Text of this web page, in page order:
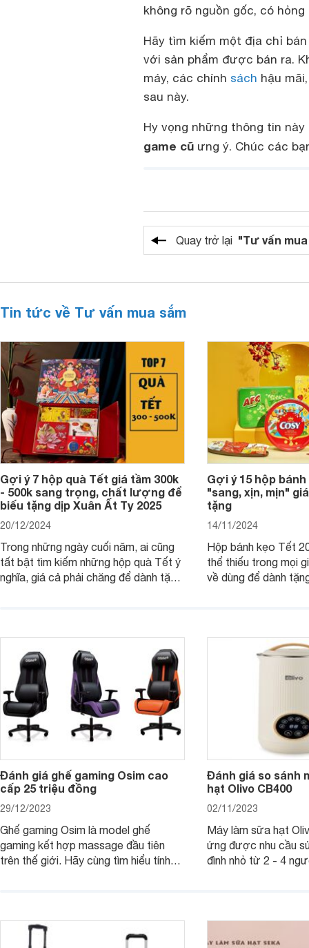
không rõ nguồn gốc, có
Hãy tìm kiếm một địa chỉ
với sản phẩm được bán ra.
máy, các chính sách hậu
sau này.
Hy vọng những thông tin
game cũ ưng ý. Chúc các
Quay trở lại "Tư vấn
Tin tức về Tư vấn mua sắm
Gợi ý 7 hộp quà Tết giá tầm 300k
- 500k sang trọng, chất lượng để
biếu tặng dịp Xuân Ất Tỵ 2025
20/12/2024
Trong những ngày cuối năm, ai cũng
tất bật tìm kiếm những hộp quà Tết ý
nghĩa, giá cả phải chăng để dành tặng
- 500k đẹp mắt nhé.
Gợi ý 15 hộp
"sang, xịn, mịn"
tặng
14/11/2024
Hộp bánh kẹo Tết
thể thiếu trong mọi
về dùng để dành
2025 mới vừa sang,
mua sắm cuối năm.
Đánh giá ghế gaming Osim cao
cấp 25 triệu đồng
29/12/2023
Ghế gaming Osim là model ghế
gaming kết hợp massage đầu tiên
trên thế giới. Hãy cùng tìm hiểu tính
Đánh giá so sánh
hạt Olivo CB400
02/11/2023
Máy làm sữa hạt
ứng được nhu cầu
đình nhỏ từ 2 - 4